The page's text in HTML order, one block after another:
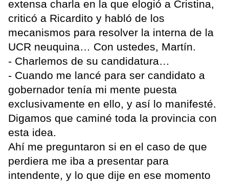
extensa charla en la que elogió a Cristina,
criticó a Ricardito y habló de los
mecanismos para resolver la interna de la
UCR neuquina… Con ustedes, Martín.
- Charlemos de su candidatura…
- Cuando me lancé para ser candidato a
gobernador tenía mi mente puesta
exclusivamente en ello, y así lo manifesté.
Digamos que caminé toda la provincia con
esta idea.
Ahí me preguntaron si en el caso de que
perdiera me iba a presentar para
intendente, y lo que dije en ese momento